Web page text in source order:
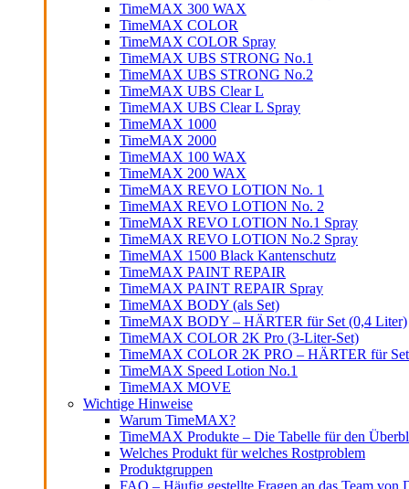
TimeMAX 300 WAX
TimeMAX COLOR
TimeMAX COLOR Spray
TimeMAX UBS STRONG No.1
TimeMAX UBS STRONG No.2
TimeMAX UBS Clear L
TimeMAX UBS Clear L Spray
TimeMAX 1000
TimeMAX 2000
TimeMAX 100 WAX
TimeMAX 200 WAX
TimeMAX REVO LOTION No. 1
TimeMAX REVO LOTION No. 2
TimeMAX REVO LOTION No.1 Spray
TimeMAX REVO LOTION No.2 Spray
TimeMAX 1500 Black Kantenschutz
TimeMAX PAINT REPAIR
TimeMAX PAINT REPAIR Spray
TimeMAX BODY (als Set)
TimeMAX BODY – HÄRTER für Set (0,4 Liter)
TimeMAX COLOR 2K Pro (3-Liter-Set)
TimeMAX COLOR 2K PRO – HÄRTER für
TimeMAX Speed Lotion No.1
TimeMAX MOVE
Wichtige Hinweise
Warum TimeMAX?
TimeMAX Produkte – Die Tabelle für den
Welches Produkt für welches Rostproblem
Produktgruppen
FAQ – Häufig gestellte Fragen an das Team von